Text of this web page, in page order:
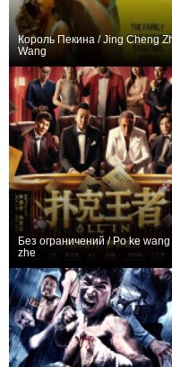
Король Пекина / Jing Cheng
Wang
Без ограничений / Po ke wang
zhe